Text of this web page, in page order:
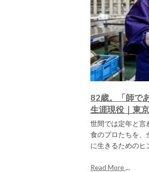
82歳。「師で
生涯現役｜東
世間では定年と言
食のプロたちを、
に生きるためのヒ
Read More...